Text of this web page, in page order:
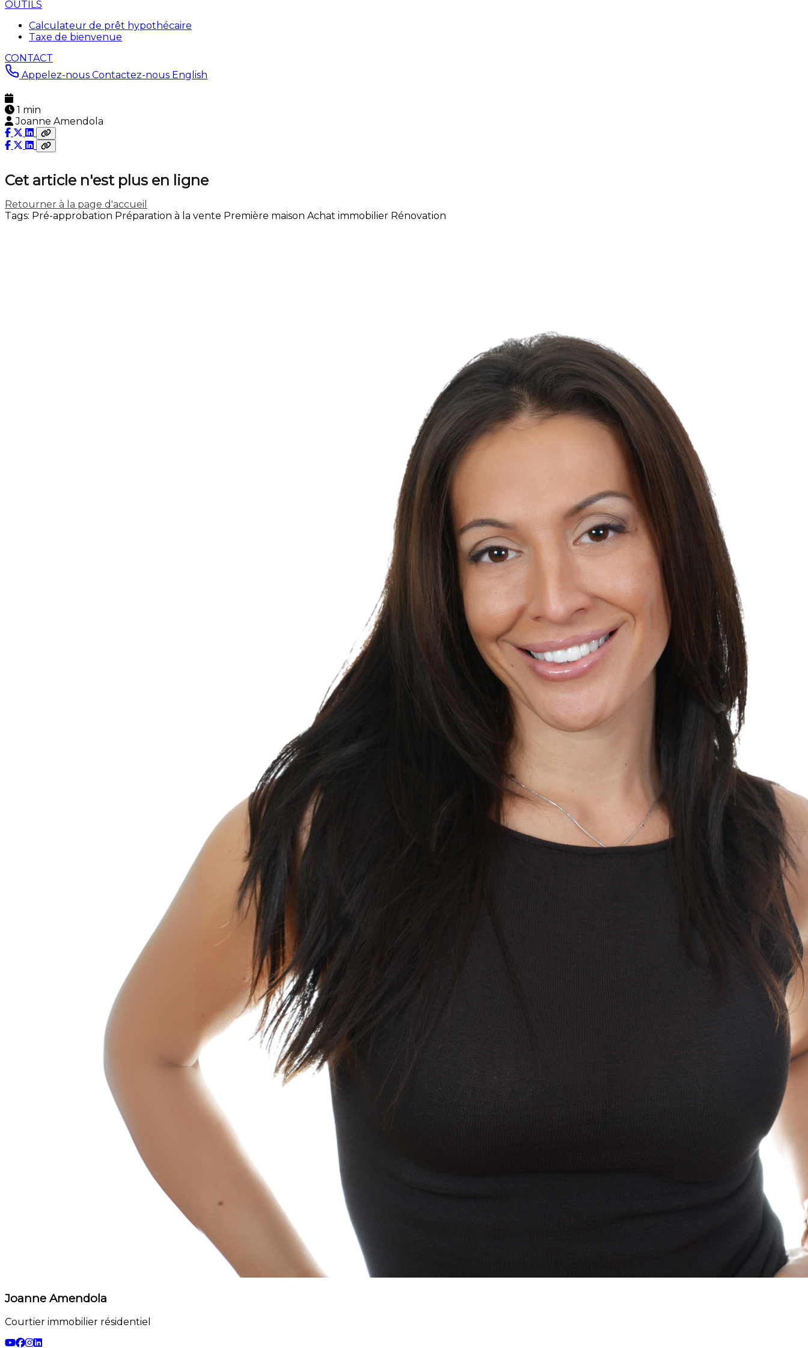
OUTILS
Calculateur de prêt hypothécaire
Taxe de bienvenue
CONTACT
Appelez-nous Contactez-nous English
1 min
Joanne Amendola
Cet article n'est plus en ligne
Retourner à la page d'accueil
Tags: Pré-approbation Préparation à la vente Première maison Achat immobilier Rénovation
Joanne Amendola
Courtier immobilier résidentiel